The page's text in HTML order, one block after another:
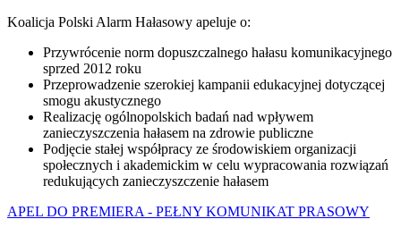
Koalicja Polski Alarm Hałasowy apeluje o:
Przywrócenie norm dopuszczalnego hałasu komunikacyjnego
sprzed 2012 roku
Przeprowadzenie szerokiej kampanii edukacyjnej dotyczącej
smogu akustycznego
Realizację ogólnopolskich badań nad wpływem
zanieczyszczenia hałasem na zdrowie publiczne
Podjęcie stałej współpracy ze środowiskiem organizacji
społecznych i akademickim w celu wypracowania rozwiązań
redukujących zanieczyszczenie hałasem
APEL DO PREMIERA - PEŁNY KOMUNIKAT PRASOWY